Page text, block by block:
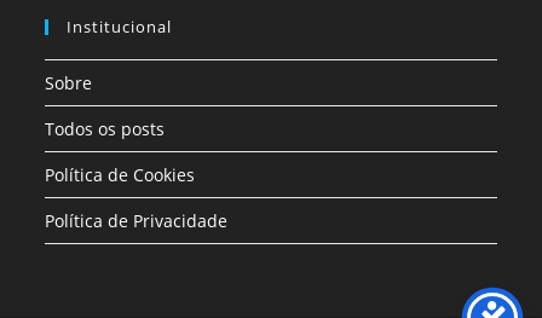
Institucional
Sobre
Todos os posts
Política de Cookies
Política de Privacidade